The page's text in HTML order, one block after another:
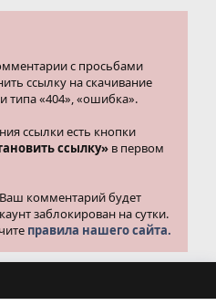
с просьбами
ссылку на скачивание
типа «404», «ошибка».
ссылки есть кнопки
ссылку» в первом
комментарий будет
заблокирован на сутки.
правила нашего сайта.